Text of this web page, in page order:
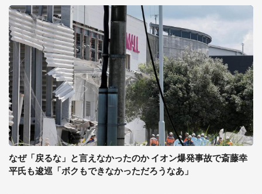
なぜ「戻るな」と言えなかったのか イオン爆発事故で斎藤幸
平氏も逡巡「ボクもできなかっただろうなあ」